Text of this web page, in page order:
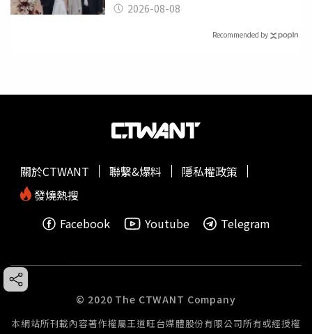
2026-08-08
Recommended by
關於CTWANT 聯繫&爆料
隱私權政策
發燒熱搜
Facebook
Youtube Telegram
© 2020 The CTWANT Company
本網站所刊載內容著作權屬王道旺台媒體股份有限公司所有或經授權